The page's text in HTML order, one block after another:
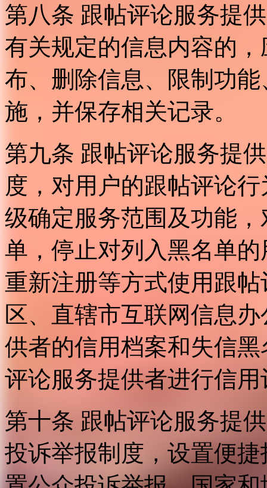
第八条 跟帖评论服务提
有关规定的信息内容的
布、删除信息、限制功
施，并保存相关记录。
第九条 跟帖评论服务提
度，对用户的跟帖评论
级确定服务范围及功能
单，停止对列入黑名单
重新注册等方式使用跟
区、直辖市互联网信息
供者的信用档案和失信
评论服务提供者进行信用
第十条 跟帖评论服务提
投诉举报制度，设置便